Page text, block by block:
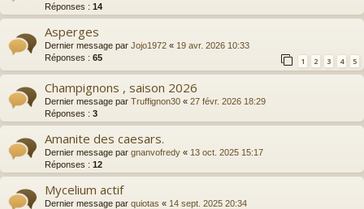
Réponses : 14
Asperges
Dernier message par Jojo1972 « 19 avr. 2026 10:33
Réponses : 65 1 2 3 4 5
Champignons , saison 2026
Dernier message par Truffignon30 « 27 févr. 2026 18:29
Réponses : 3
Amanite des caesars.
Dernier message par gnanvofredy « 13 oct. 2025 15:17
Réponses : 12
Mycelium actif
Dernier message par quiotas « 14 sept. 2025 20:34